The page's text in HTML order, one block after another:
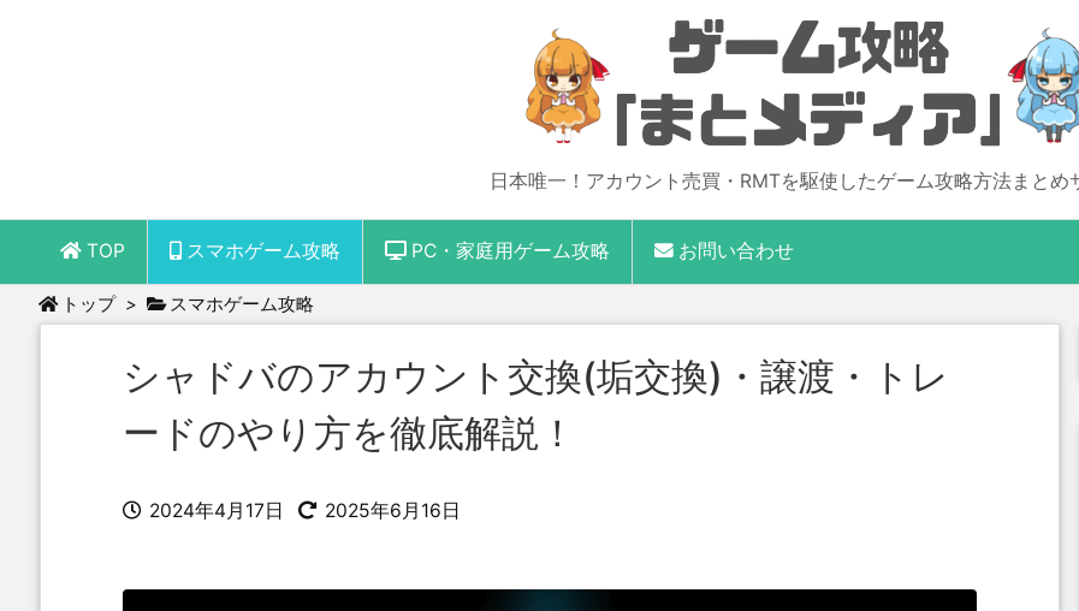
日本唯一！アカウント売買・RMTを駆使したゲーム攻略方法まとめ
TOP スマホゲーム攻略 PC・家庭用ゲーム攻略 お問い合わせ
トップ > スマホゲーム攻略
シャドバのアカウント交換(垢交換)・譲渡・トレ
ードのやり方を徹底解説！
2024年4月17日 2025年6月16日